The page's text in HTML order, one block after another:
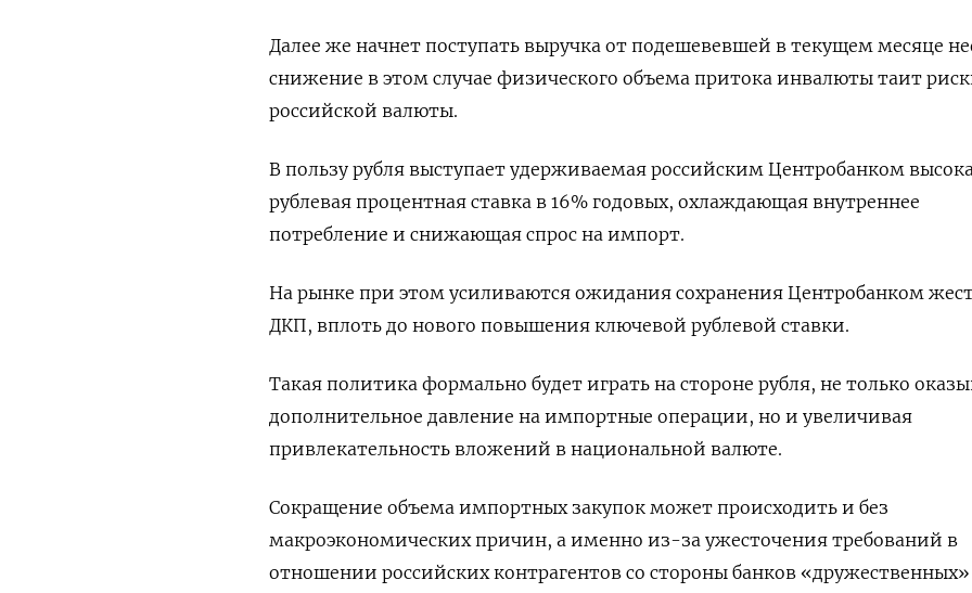
Далее же начнет поступать выручка от подешевевшей в текущем месяце
снижение в этом случае физического объема притока инвалюты таит
российской валюты.
В пользу рубля выступает удерживаемая российским Центробанком
рублевая процентная ставка в 16% годовых, охлаждающая внутреннее
потребление и снижающая спрос на импорт.
На рынке при этом усиливаются ожидания сохранения Центробанком
ДКП, вплоть до нового повышения ключевой рублевой ставки.
Такая политика формально будет играть на стороне рубля, не только
дополнительное давление на импортные операции, но и увеличивая
привлекательность вложений в национальной валюте.
Сокращение объема импортных закупок может происходить и без
макроэкономических причин, а именно из-за ужесточения требований в
отношении российских контрагентов со стороны банков «дружественных»